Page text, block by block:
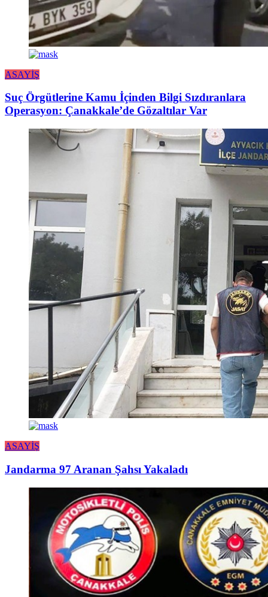
ASAYİŞ
Suç Örgütlerine Kamu İçinden Bilgi Sızdıranlara
Operasyon: Çanakkale’de Gözaltılar Var
ASAYİŞ
Jandarma 97 Aranan Şahsı Yakaladı